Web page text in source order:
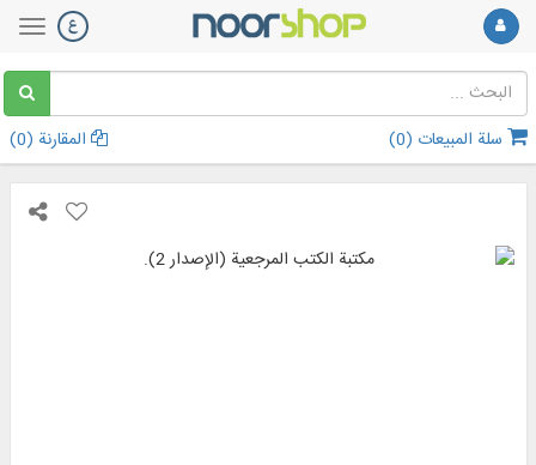
سلة المبيعات (0
) المقارنة (0
)